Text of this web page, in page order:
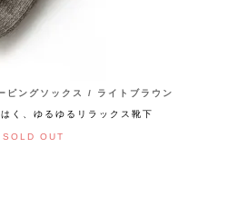
ピングソックス / ライトブラウン
く、ゆるゆるリラックス靴下
SOLD OUT